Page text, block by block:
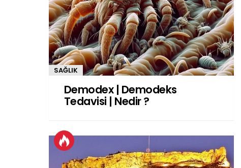
SAĞLIK
Demodex | Demodeks
Tedavisi | Nedir ?